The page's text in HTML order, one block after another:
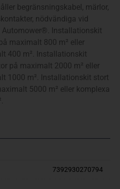
begränsningskabel, märlor,
nödvändiga vid
Automower®. Installationskit
maximalt 800 m² eller
400 m². Installationskit
på maximalt 2000 m² eller
1000 m². Installationskit stort
5000 m² eller komplexa
7392930270794